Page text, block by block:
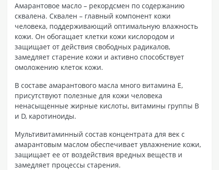
Амарантовое масло – рекордсмен по содержанию
сквалена. Сквален – главный компонент кожи
человека, поддерживающий оптимальную влажность
кожи. Он обогащает клетки кожи кислородом и
защищает от действия свободных радикалов,
замедляет старение кожи и активно способствует
омоложению клеток кожи.
В составе амарантового масла много витамина E,
присутствуют полезные для кожи человека
ненасыщенные жирные кислоты, витамины группы В
и D, каротиноиды.
Мультивитаминный состав концентрата для век с
амарантовым маслом обеспечивает увлажнение кожи,
защищает ее от воздействия вредных веществ и
замедляет процессы старения.